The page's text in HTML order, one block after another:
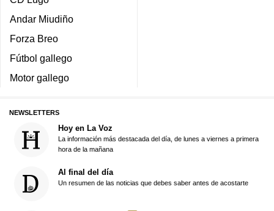
Andar Miudiño
Forza Breo
Fútbol gallego
Motor gallego
NEWSLETTERS
Hoy en La Voz
La información más destacada del día, de lunes a viernes a primera
hora de la mañana
Al final del día
Un resumen de las noticias que debes saber antes de acostarte